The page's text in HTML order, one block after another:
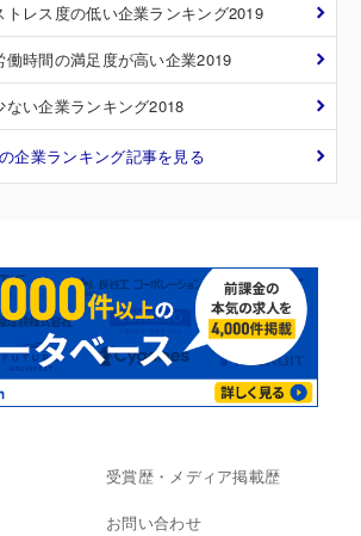
レス度の低い企業ランキング2019
時間の満足度が高い企業2019
い企業ランキング2018
企業ランキング記事を見る
受賞歴・メディア掲載歴
お問い合わせ